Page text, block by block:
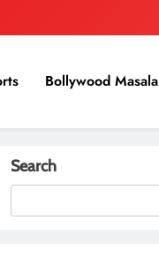
Bollywood Masala
Search